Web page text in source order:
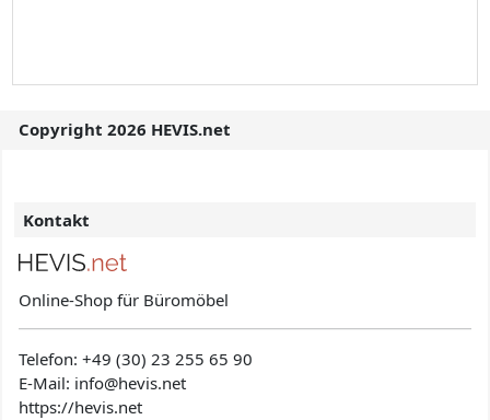
Copyright 2026 HEVIS.net
Kontakt
Online-Shop für Büromöbel
Telefon:+49 (30) 23 255 65 90
E-Mail: info@hevis.net
https://hevis.net